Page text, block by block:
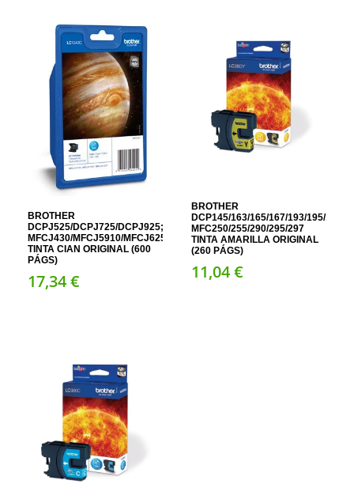
BROTHER
DCPJ525/DCPJ725/DCPJ925;
MFCJ430/MFCJ5910/MFCJ625/MFCJ6510/MFCJ6710/MFCJ6910/
TINTA CIAN ORIGINAL (600
PÁGS)
17,34 €
BROTHER
DCP145/163/165/167/193/195/197/
MFC250/255/290/295/297
TINTA AMARILLA ORIGINAL
(260 PÁGS)
11,04€